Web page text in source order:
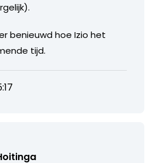
benieuwd hoe Izio het
tijd.